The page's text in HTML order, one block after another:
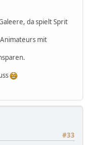
da spielt Sprit
mit
#33